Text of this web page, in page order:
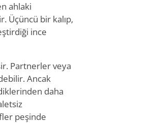
ahlaki
Üçüncü bir kalıp,
ince
Partnerler veya
Ancak
daha
peşinde